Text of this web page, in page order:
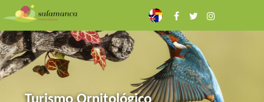
to
main
content